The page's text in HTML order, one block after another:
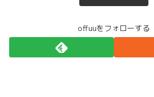
offuuをフォローする